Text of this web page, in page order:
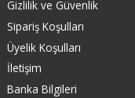
Gizlilik ve Güvenlik
Sipariş Koşulları
Üyelik Koşulları
İletişim
Banka Bilgileri